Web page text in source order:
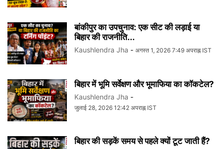
बांकीपुर का उपचुनाव: एक सीट की लड़ाई या
बिहार की राजनीति...
Kaushlendra Jha - अगस्त 1, 2026 7:49 अपराह्न IST
बिहार में भूमि सर्वेक्षण और भूमाफिया का कॉकटेल?
Kaushlendra Jha -
जुलाई 28, 2026 12:42 अपराह्न IST
बिहार की सड़कें समय से पहले क्यों टूट जाती हैं?